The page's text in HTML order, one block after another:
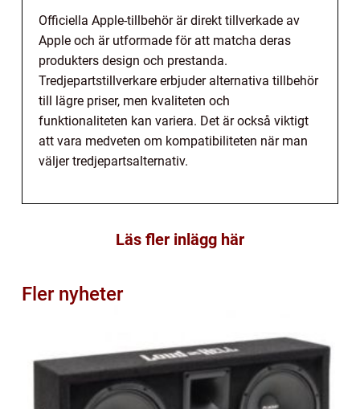
Officiella Apple-tillbehör är direkt tillverkade av
Apple och är utformade för att matcha deras
produkters design och prestanda.
Tredjepartstillverkare erbjuder alternativa tillbehör
till lägre priser, men kvaliteten och
funktionaliteten kan variera. Det är också viktigt
att vara medveten om kompatibiliteten när man
väljer tredjepartsalternativ.
Läs fler inlägg här
Fler nyheter